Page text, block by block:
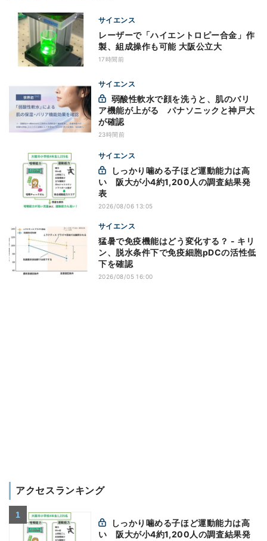
サイエンス
レーザーで「ハイエントロピー合金」作
製、組成操作も可能 大阪公立大
17時間前
サイエンス
ア機能が上がる パナソニックと神戸大
が確認
23時間前
サイエンス
い 阪大が小4約1,200人の調査結果発
表
2026/08/06 13:05
サイエンス
猛暑で免疫機能はどう変化する？ - キリ
ン、脱水条件下で免疫細胞pDCの活性低
下を確認
2026/08/05 16:00
アクセスランキング
い 阪大が小4約1,200人の調査結果発